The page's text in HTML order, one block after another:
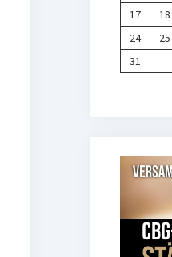
17
18
24
25
31